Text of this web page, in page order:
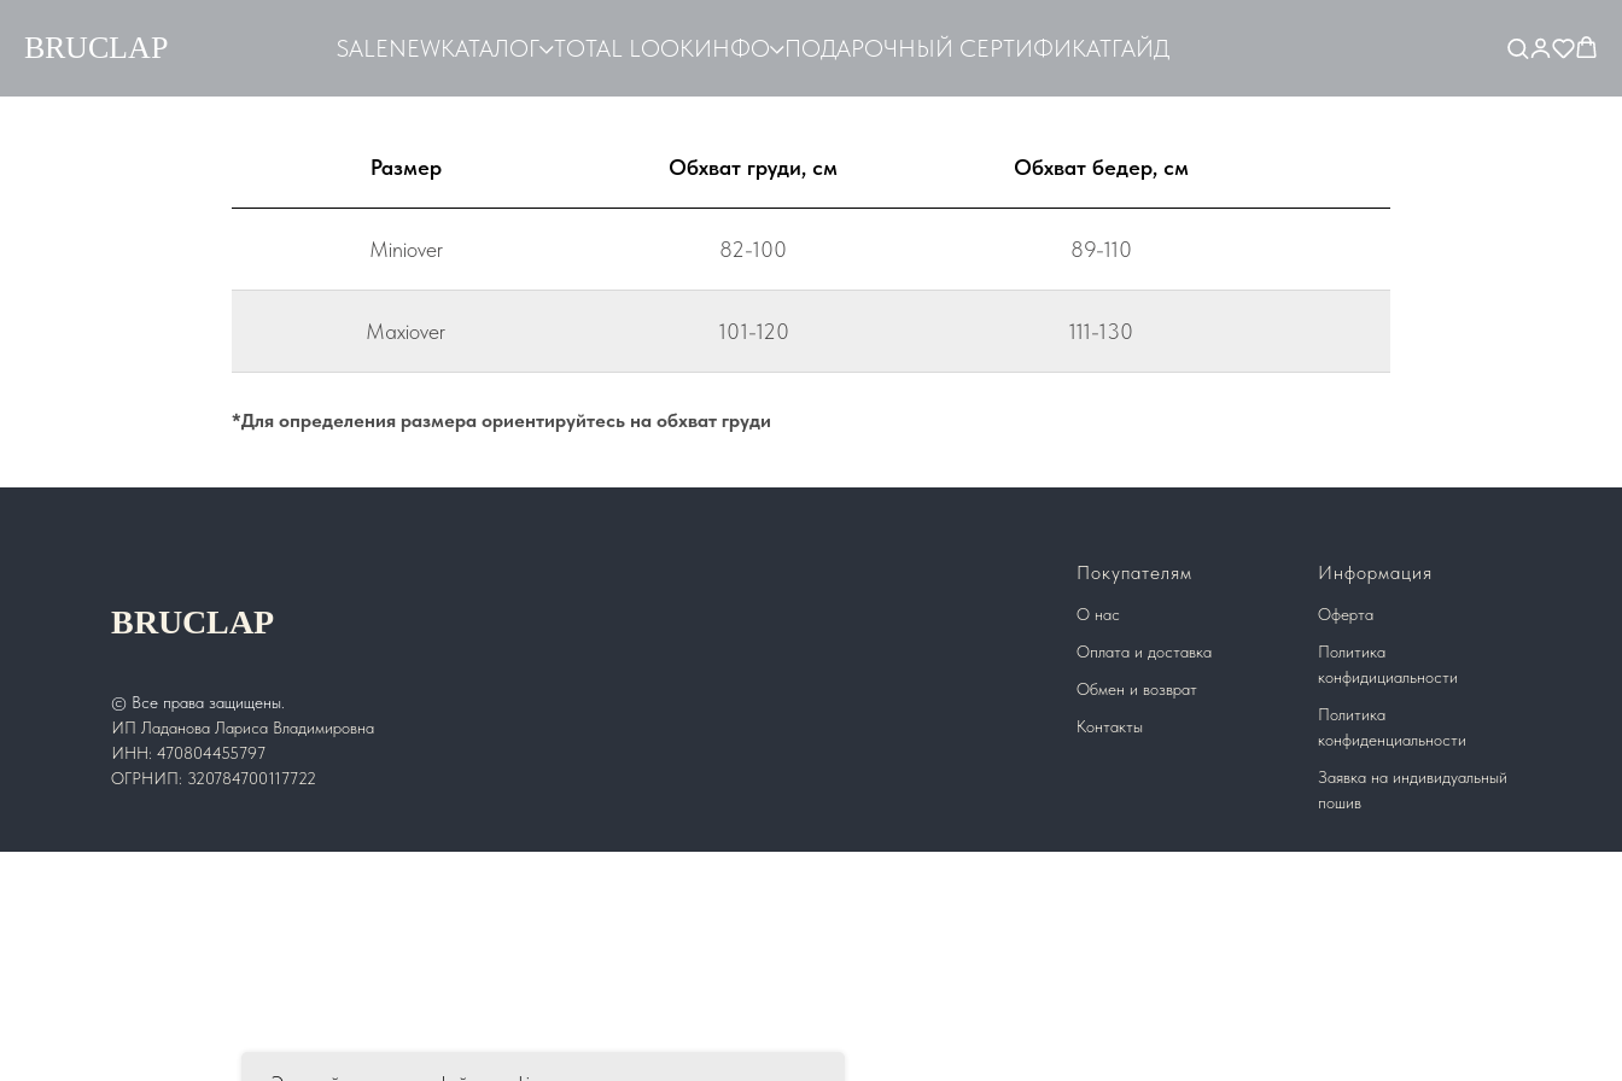
BRUCLAP SALENEWКАТАЛОГ TOTAL LOOKИНФО ПОДАРОЧНЫЙ СЕРТИФИКАТГАЙД
Размер Обхват груди, см Обхват бедер, см
Miniover 82-100 89-110
Maxiover 101-120 111-130
*Для определения размера ориентируйтесь на обхват груди
BRUCLAP
© Все права защищены.
ИП Ладанова Лариса Владимировна
ИНН: 470804455797
ОГРНИП: 320784700117722
Покупателям
О нас
Оплата и доставка
Обмен и возврат
Контакты
Информация
Оферта
Политика
конфидициальности
Политика
конфиденциальности
Заявка на индивидуальный
пошив